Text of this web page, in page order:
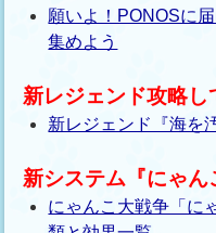
願いよ！PONOSに
集めよう
新レジェンド攻略し
新レジェンド『海を
新システム『にゃん
にゃんこ大戦争「に